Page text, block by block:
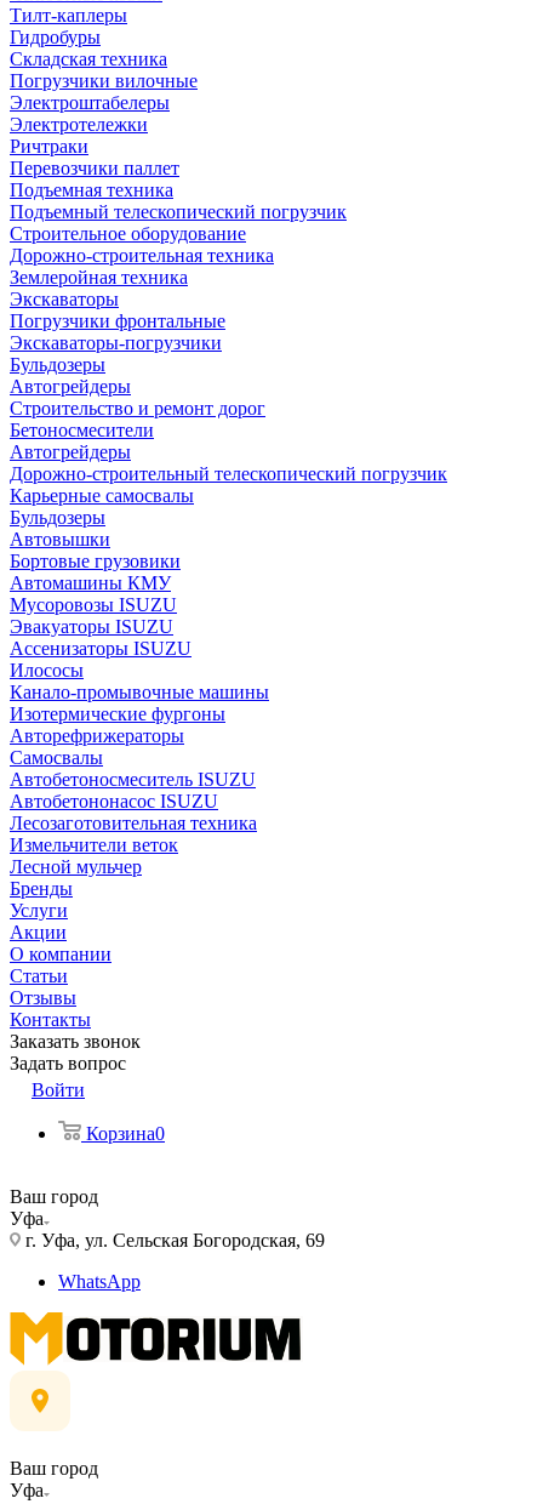
Тилт-каплеры
Гидробуры
Складская техника
Погрузчики вилочные
Электроштабелеры
Электротележки
Ричтраки
Перевозчики паллет
Подъемная техника
Подъемный телескопический погрузчик
Строительное оборудование
Дорожно-строительная техника
Землеройная техника
Экскаваторы
Погрузчики фронтальные
Экскаваторы-погрузчики
Бульдозеры
Автогрейдеры
Строительство и ремонт дорог
Бетоносмесители
Автогрейдеры
Дорожно-строительный телескопический погрузчик
Карьерные самосвалы
Бульдозеры
Автовышки
Бортовые грузовики
Автомашины КМУ
Мусоровозы ISUZU
Эвакуаторы ISUZU
Ассенизаторы ISUZU
Илососы
Канало-промывочные машины
Изотермические фургоны
Авторефрижераторы
Самосвалы
Автобетоносмеситель ISUZU
Автобетононасос ISUZU
Лесозаготовительная техника
Измельчители веток
Лесной мульчер
Бренды
Услуги
Акции
О компании
Статьи
Отзывы
Контакты
Заказать звонок
Задать вопрос
Войти
Корзина0
Ваш город
Уфа
г. Уфа, ул. Сельская Богородская, 69
WhatsApp
Ваш город
Уфа